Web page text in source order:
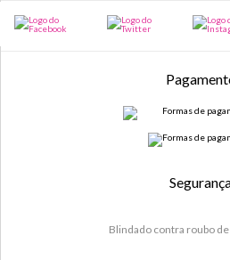
Blindado contra roubo